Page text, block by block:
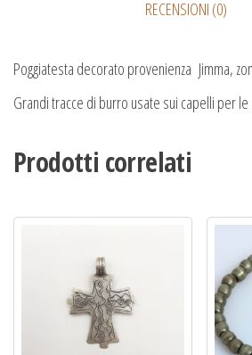
RECENSIONI (0)
Poggiatesta decorato provenienza Jimma,
Grandi tracce di burro usate sui capelli per le
Prodotti correlati